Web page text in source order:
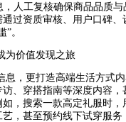
人工复核确保商品品质
过资质审核、用户口碑、
。
为价值发现之旅
息，更打造高端生活方式
、穿搭指南等深度内容，
，搜索一款高定礼服时，
，甚至预约线下试穿服务